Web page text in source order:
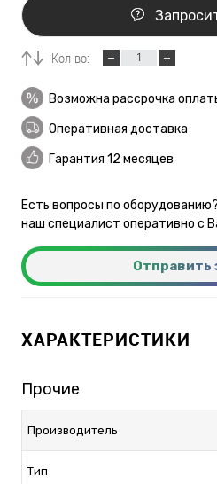
Кол-во:
Возможна рассрочка
Оперативная доставка
Гарантия 12 месяцев
Есть вопросы по
наш специалист оперативно с
Отправить
ХАРАКТЕРИСТИКИ
Прочие
Производитель
Тип